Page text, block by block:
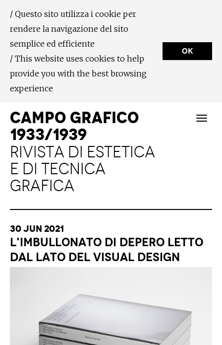
/ Questo sito utilizza i cookie per
rendere la navigazione del sito
semplice ed efficiente
/ This website uses cookies to help
provide you with the best browsing
experience
OK
CAMPO GRAFICO
1933/1939
RIVISTA DI ESTETICA
E DI TECNICA
GRAFICA
30 Jun 2021
L'IMBULLONATO DI DEPERO LETTO
DAL LATO DEL VISUAL DESIGN